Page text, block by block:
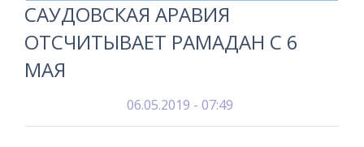
САУДОВСКАЯ АРАВИЯ
ОТСЧИТЫВАЕТ РАМАДАН С 6
МАЯ
06.05.2019 - 07:49